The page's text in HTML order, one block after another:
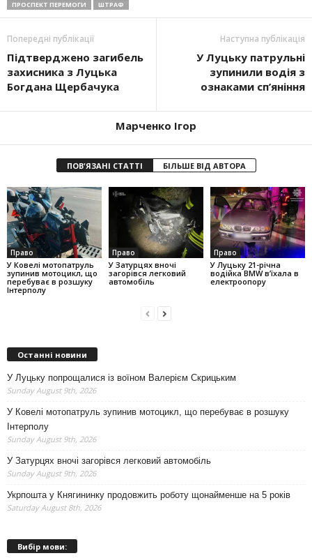
ПРОСПЕКТ ПЕРЕМОГИ
ШТРАФ
Попередні публікації
Підтверджено загибель
захисника з Луцька
Богдана Щербачука
Наступна публікація
У Луцьку патрульні
зупинили водія з
ознаками сп’яніння
Марченко Ігор
ПОВ'ЯЗАНІ СТАТТІ БІЛЬШЕ ВІД АВТОРА
Право
У Ковелі мотопатруль
зупинив мотоцикл, що
перебуває в розшуку
Інтерполу
Право
У Затурцях вночі
загорівся легковий
автомобіль
Право
У Луцьку 21-річна
водійка BMW в’їхала в
електроопору
Останні новини
У Луцьку попрощалися із воїном Валерієм Скрицьким
Sunday August 9th, 2026
У Ковелі мотопатруль зупинив мотоцикл, що перебуває в розшуку
Інтерполу
Sunday August 9th, 2026
У Затурцях вночі загорівся легковий автомобіль
Sunday August 9th, 2026
Укрпошта у Княгининку продовжить роботу щонайменше на 5 років
Saturday August 8th, 2026
Вибір мови: